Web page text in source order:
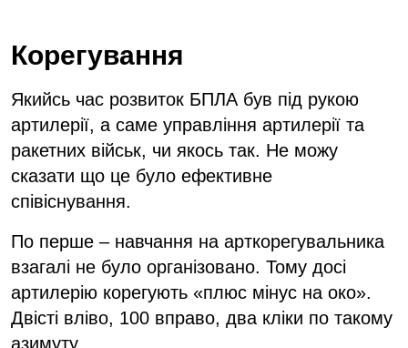
Корегування
Якийсь час розвиток БПЛА був під рукою
артилерії, а саме управління артилерії та
ракетних військ, чи якось так. Не можу
сказати що це було ефективне
співіснування.
По перше – навчання на арткорегувальника
взагалі не було організовано. Тому досі
артилерію корегують «плюс мінус на око».
Двісті вліво, 100 вправо, два кліки по такому
азимуту...